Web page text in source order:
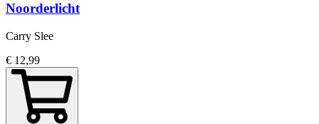
Noorderlicht
Carry Slee
€ 12,99